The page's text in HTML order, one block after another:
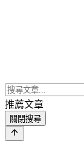
推薦文章
關閉搜尋